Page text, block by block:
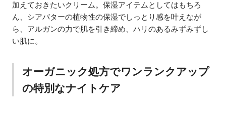
加えておきたいクリーム。保湿アイテムとしてはもちろ
ん、シアバターの植物性の保湿でしっとり感を叶えなが
ら、アルガンの力で肌を引き締め、ハリのあるみずみずし
い肌に。
オーガニック処方でワンランクアップ
の特別なナイトケア